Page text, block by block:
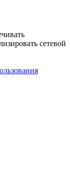
сетевой